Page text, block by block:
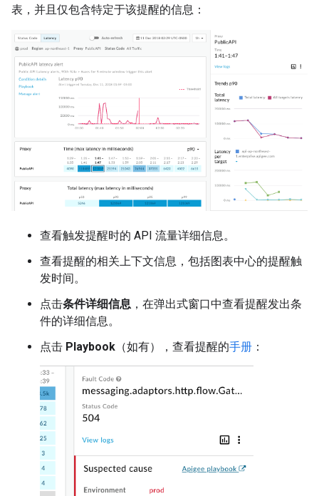
表，并且仅包含特定于该提醒的信息：
查看触发提醒时的 API 流量详细信息。
查看提醒的相关上下文信息，包括图表中心的提醒触
发时间。
点击条件详细信息 ，在弹出式窗口中查看提醒发出条
件的详细信息。
点击 Playbook （如有），查看提醒的手册 ：